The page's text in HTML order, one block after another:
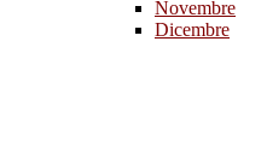
Novembre
Dicembre